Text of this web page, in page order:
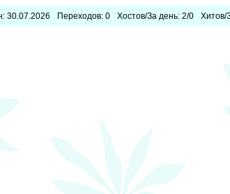
30.07.2026 Переходов: 0 Хостов/За день: 2/0 Хитов/